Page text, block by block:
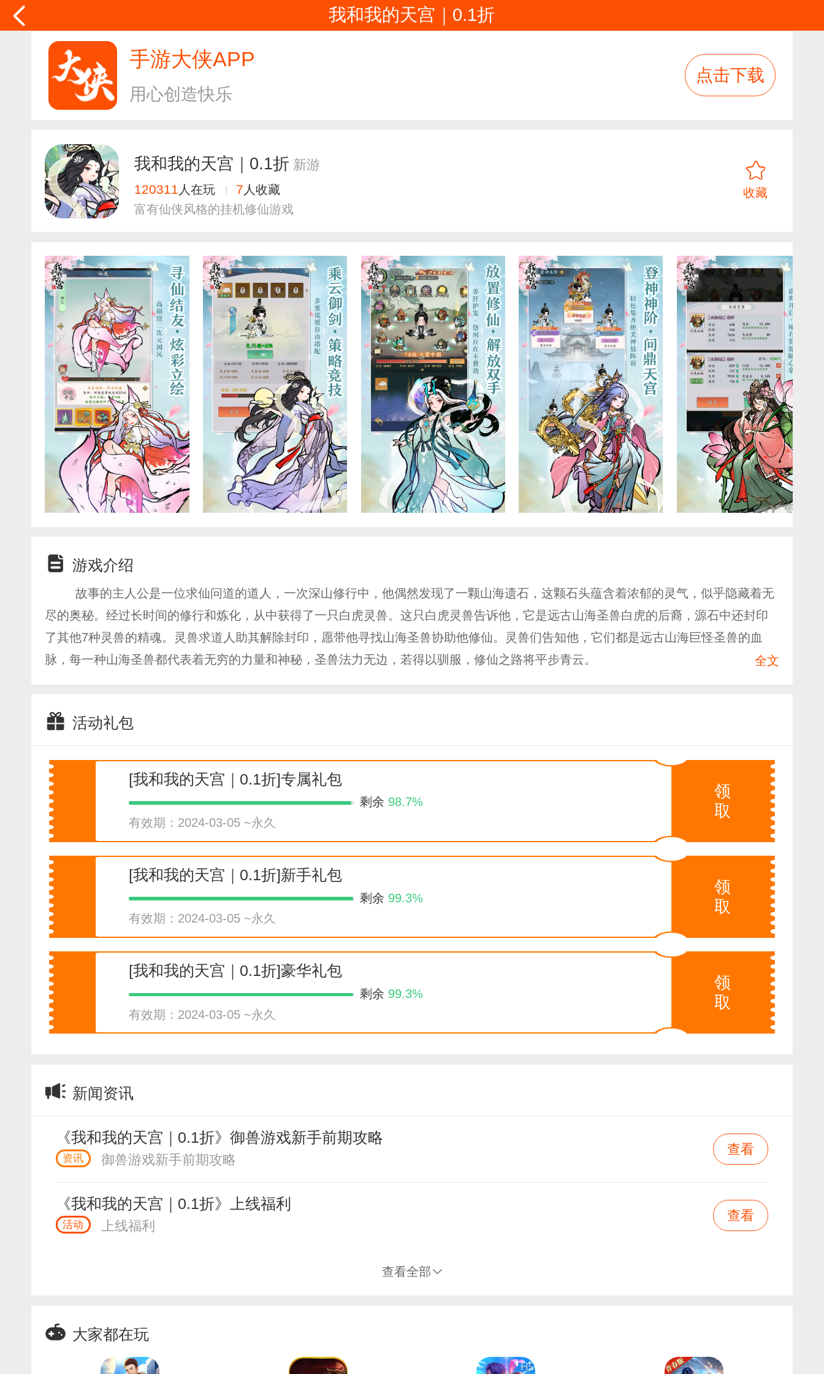
我和我的天宫｜0.1折
手游大侠APP
用心创造快乐
点击下载
收藏
我和我的天宫｜0.1折 新游
120311 人在玩 7 人收藏
富有仙侠风格的挂机修仙游戏
游戏介绍
故事的主人公是一位求仙问道的道人，一次深山修行中，他偶然发现了一颗山海遗石，这颗石头蕴含着浓郁的灵气，似乎隐藏着无
尽的奥秘。经过长时间的修行和炼化，从中获得了一只白虎灵兽。这只白虎灵兽告诉他，它是远古山海圣兽白虎的后裔，源石中还封印
了其他7种灵兽的精魂。灵兽求道人助其解除封印，愿带他寻找山海圣兽协助他修仙。灵兽们告知他，它们都是远古山海巨怪圣兽的血
脉，每一种山海圣兽都代表着无穷的力量和神秘，圣兽法力无边，若得以驯服，修仙之路将平步青云。
全文
活动礼包
领
取
[我和我的天宫｜0.1折]专属礼包
剩余 98.7%
有效期：2024-03-05 ~永久
领
取
[我和我的天宫｜0.1折]新手礼包
剩余 99.3%
有效期：2024-03-05 ~永久
领
取
[我和我的天宫｜0.1折]豪华礼包
剩余 99.3%
有效期：2024-03-05 ~永久
新闻资讯
查看
《我和我的天宫｜0.1折》御兽游戏新手前期攻略
资讯 御兽游戏新手前期攻略
查看
《我和我的天宫｜0.1折》上线福利
活动 上线福利
查看全部
大家都在玩